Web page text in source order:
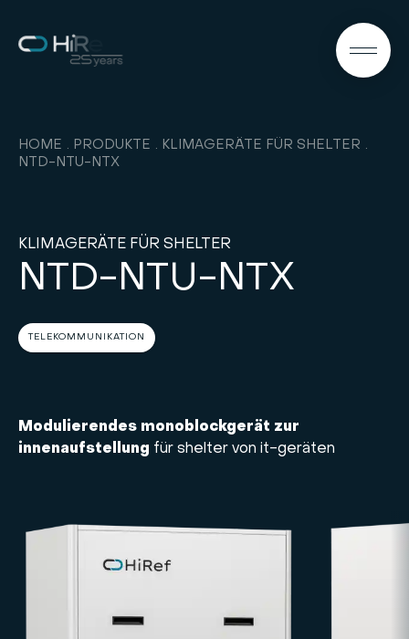
HOME PRODUKTE
KLIMAGERÄTE FÜR SHELTER
NTD-NTU-NTX
KLIMAGERÄTE FÜR SHELTER
NTD-NTU-NTX
TELEKOMMUNIKATION
Modulierendes monoblockgerät zur
innenaufstellung für shelter von it-geräten